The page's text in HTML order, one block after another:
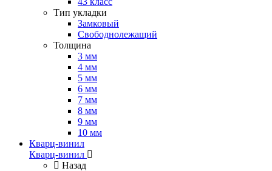
Тип укладки
Замковый
Свободнолежащий
Толщина
3 мм
4 мм
5 мм
6 мм
7 мм
8 мм
9 мм
10 мм
Кварц-винил
Кварц-винил
Назад